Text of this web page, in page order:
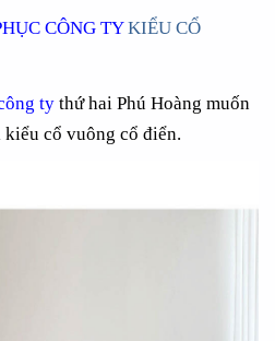
CÔNG TYKIỂU CỔ
ty thứ hai Phú Hoàng muốn
cổ vuông cổ điển.